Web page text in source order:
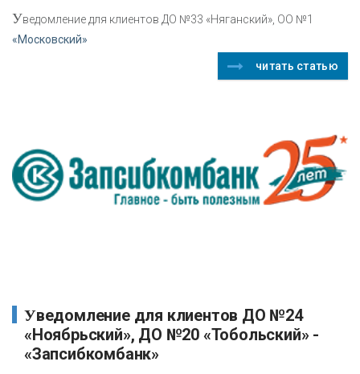
Уведомление для клиентов ДО №33 «Няганский», ОО №1
«Московский»
читать статью
Уведомление для клиентов ДО №24
«Ноябрьский», ДО №20 «Тобольский» -
«Запсибкомбанк»